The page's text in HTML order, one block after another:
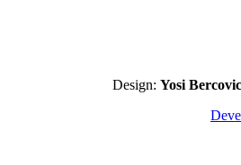
Design: Yosi